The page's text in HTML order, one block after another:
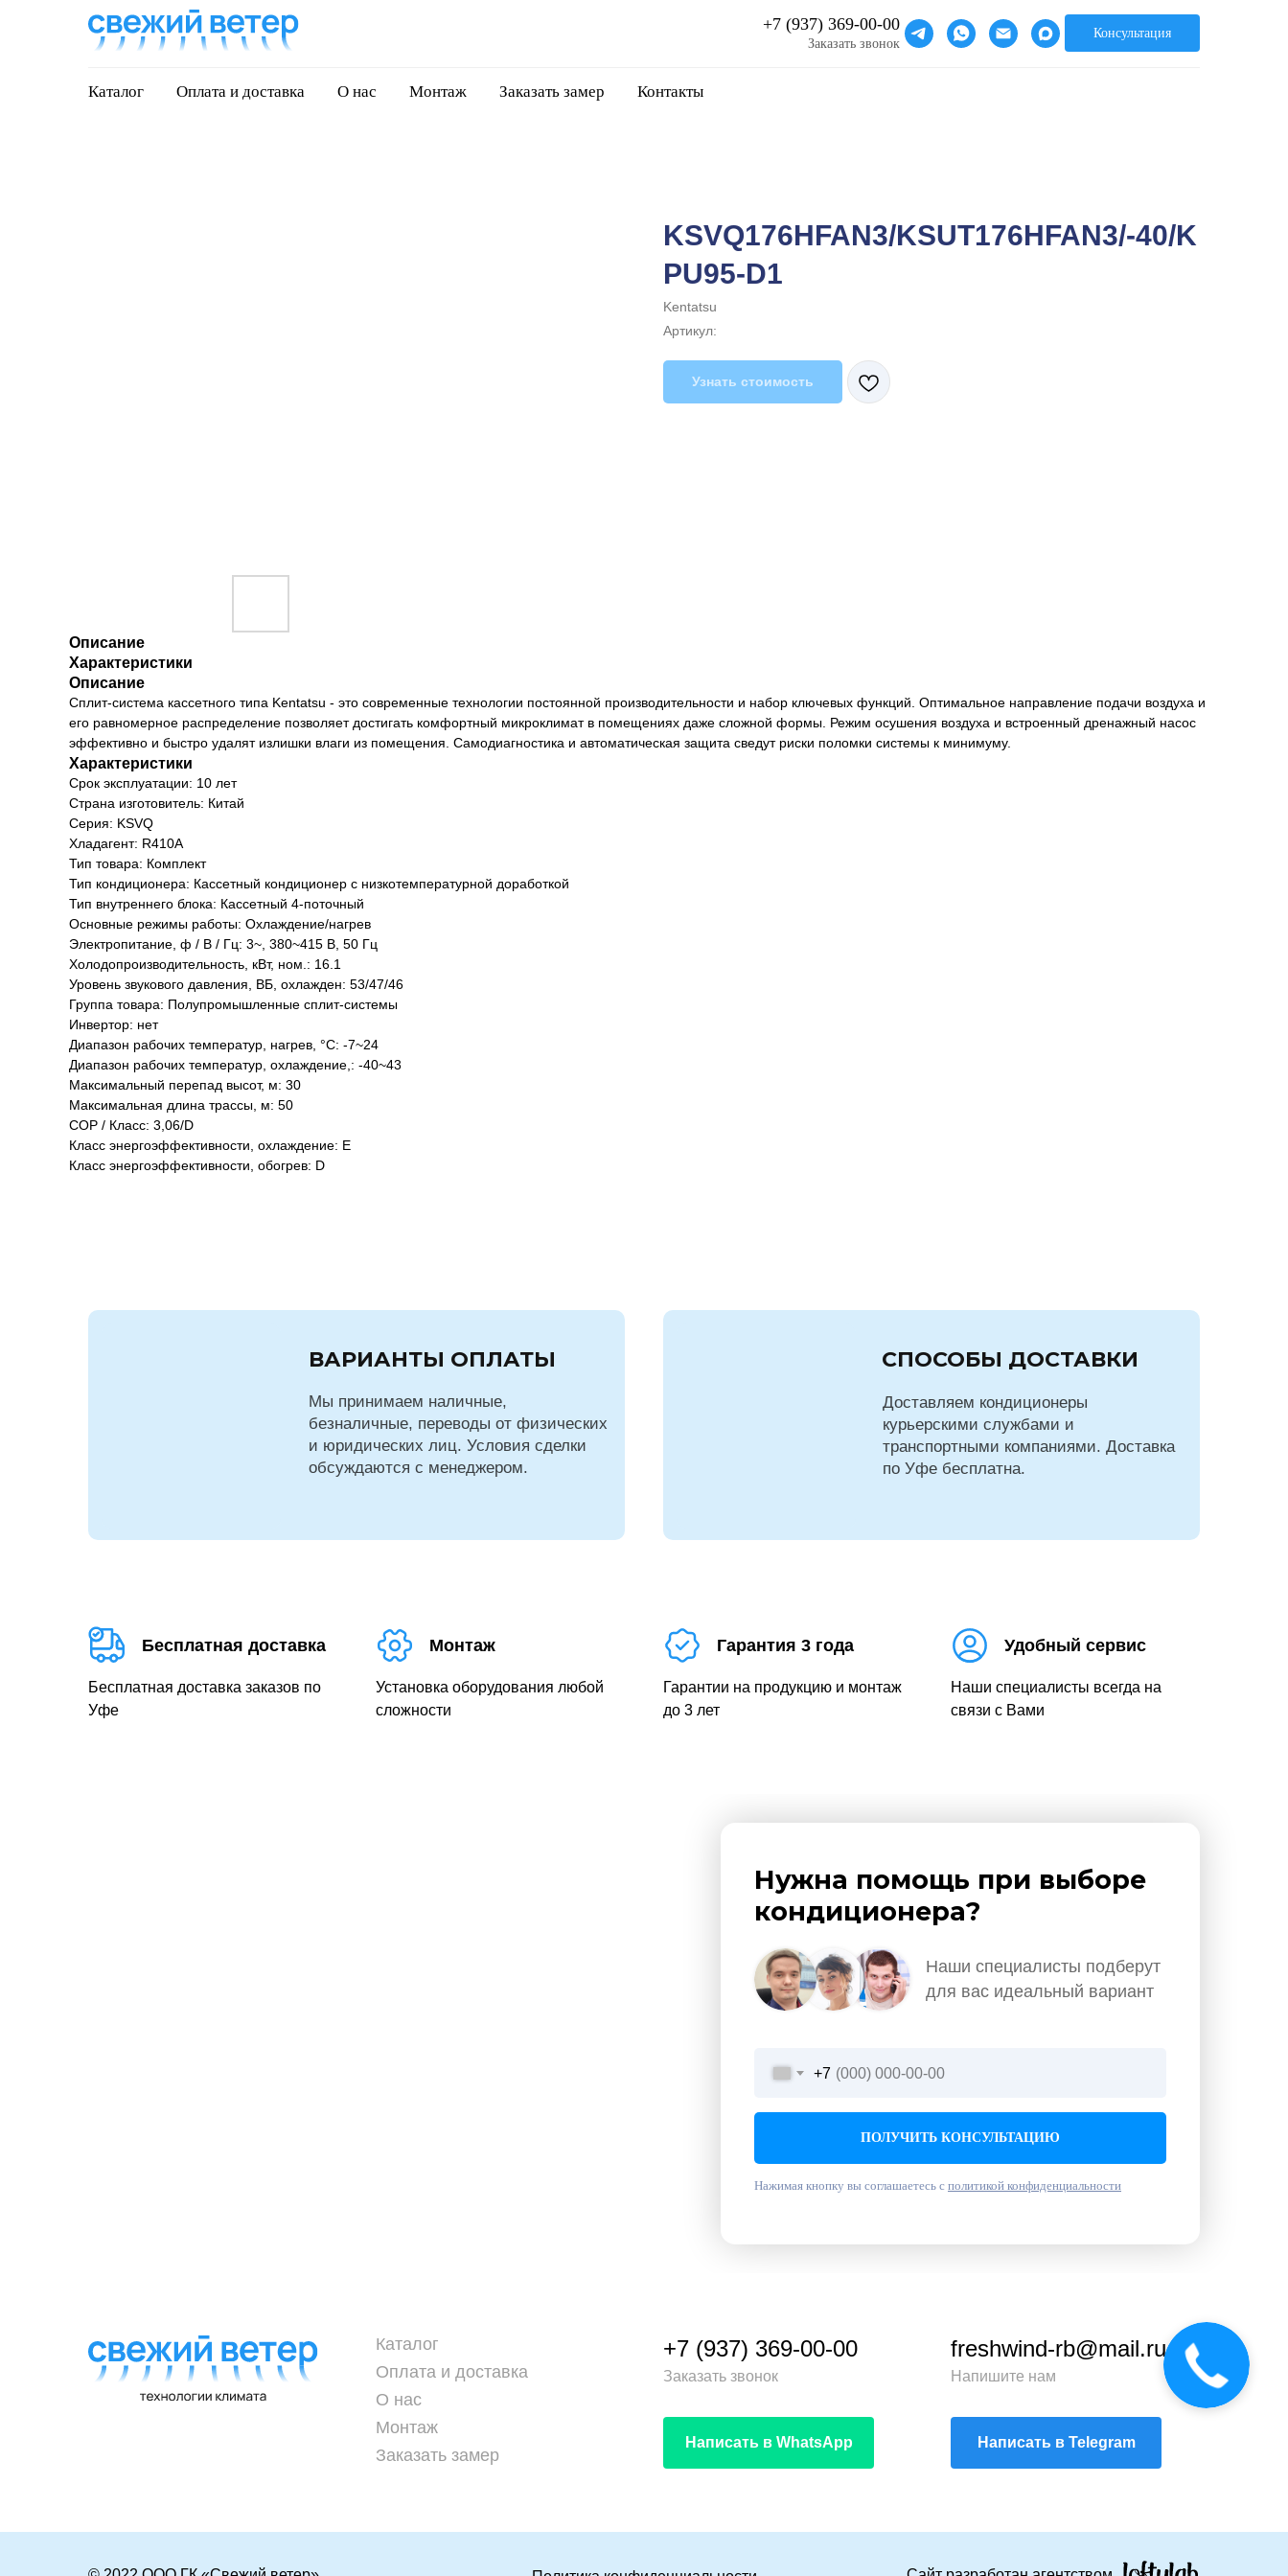
+7 (937) 369-00-00
Заказать звонок
Консультация
Каталог Оплата и доставка О нас Монтаж Заказать замер Контакты
KSVQ176HFAN3/KSUT176HFAN3/-40/K
PU95-D1
Kentatsu
Артикул:
Узнать стоимость
Описание
Характеристики
Описание
Сплит-система кассетного типа Kentatsu - это современные технологии постоянной производительности и набор ключевых функций. Оптимальное направление подачи воздуха и
его равномерное распределение позволяет достигать комфортный микроклимат в помещениях даже сложной формы. Режим осушения воздуха и встроенный дренажный насос
эффективно и быстро удалят излишки влаги из помещения. Самодиагностика и автоматическая защита сведут риски поломки системы к минимуму.
Характеристики
Срок эксплуатации: 10 лет
Страна изготовитель: Китай
Серия: KSVQ
Хладагент: R410A
Тип товара: Комплект
Тип кондиционера: Кассетный кондиционер с низкотемпературной доработкой
Тип внутреннего блока: Кассетный 4-поточный
Основные режимы работы: Охлаждение/нагрев
Электропитание, ф / В / Гц: 3~, 380~415 В, 50 Гц
Холодопроизводительность, кВт, ном.: 16.1
Уровень звукового давления, ВБ, охлажден: 53/47/46
Группа товара: Полупромышленные сплит-системы
Инвертор: нет
Диапазон рабочих температур, нагрев, °C: -7~24
Диапазон рабочих температур, охлаждение,: -40~43
Максимальный перепад высот, м: 30
Максимальная длина трассы, м: 50
COP / Класс: 3,06/D
Класс энергоэффективности, охлаждение: E
Класс энергоэффективности, обогрев: D
Мы принимаем наличные,
безналичные, переводы от физических
и юридических лиц. Условия сделки
обсуждаются с менеджером.
ВАРИАНТЫ ОПЛАТЫ
Доставляем кондиционеры
курьерскими службами и
транспортными компаниями. Доставка
по Уфе бесплатна.
СПОСОБЫ ДОСТАВКИ
Бесплатная доставка
Бесплатная доставка заказов по
Уфе
Монтаж
Установка оборудования любой
сложности
Гарантия 3 года
Гарантии на продукцию и монтаж
до 3 лет
Удобный сервис
Наши специалисты всегда на
связи с Вами
Наши специалисты подберут
для вас идеальный вариант
Нужна помощь при выборе
кондиционера?
+7
ПОЛУЧИТЬ КОНСУЛЬТАЦИЮ
Нажимая кнопку вы соглашаетесь с политикой конфиденциальности
+7 (937) 369-00-00
Заказать звонок
freshwind-rb@mail.ru
Напишите нам
Каталог
Оплата и доставка
О нас
Монтаж
Заказать замер
Написать в WhatsApp Написать в Telegram